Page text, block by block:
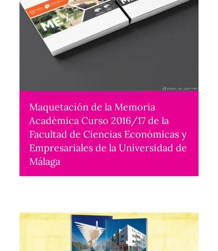
Maquetación de la Memoria
Académica Curso 2016/17 de la
Facultad de Ciencias Económicas y
Empresariales de la Universidad de
Málaga